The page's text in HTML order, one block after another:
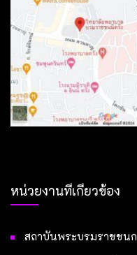
หน่วยงานที่เกี่ยวข้อง
สถาบันพระบรมราชชนก